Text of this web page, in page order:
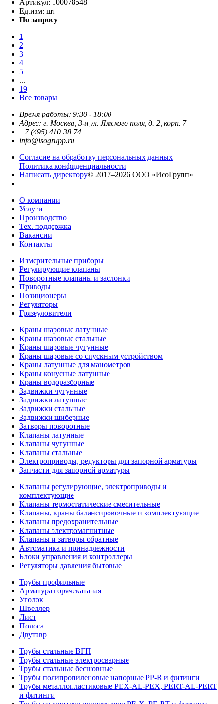
Артикул: 100078548
Ед.изм: шт
По запросу
1
2
3
4
5
...
19
Все товары
Время работы: 9:30 - 18:00
Адрес: г. Москва, 3-я ул. Ямского поля, д. 2, корп. 7
+7 (495) 410-38-74
info@isogrupp.ru
Согласие на обработку персональных данных
Политика конфиденциальности
Написать директору© 2017–2026 ООО «ИсоГрупп»
О компании
Услуги
Производство
Тех. поддержка
Вакансии
Контакты
Измерительные приборы
Регулирующие клапаны
Поворотные клапаны и заслонки
Приводы
Позиционеры
Регуляторы
Грязеуловители
Краны шаровые латунные
Краны шаровые стальные
Краны шаровые чугунные
Краны шаровые со спускным устройством
Краны латунные для манометров
Краны конусные латунные
Краны водоразборные
Задвижки чугунные
Задвижки латунные
Задвижки стальные
Задвижки шиберные
Затворы поворотные
Клапаны латунные
Клапаны чугунные
Клапаны стальные
Электроприводы, редукторы для запорной арматуры
Запчасти для запорной арматуры
Клапаны регулирующие, электроприводы и
комплектующие
Клапаны термостатические смесительные
Клапаны, краны балансировочные и комплектующие
Клапаны предохранительные
Клапаны электромагнитные
Клапаны и затворы обратные
Автоматика и принадлежности
Блоки управления и контроллеры
Регуляторы давления бытовые
Трубы профильные
Арматура горячекатаная
Уголок
Швеллер
Лист
Полоса
Двутавр
Трубы стальные ВГП
Трубы стальные электросварные
Трубы стальные бесшовные
Трубы полипропиленовые напорные PP-R и фитинги
Трубы металлопластиковые PEX-AL-PEX, PERT-AL-PERT
и фитинги